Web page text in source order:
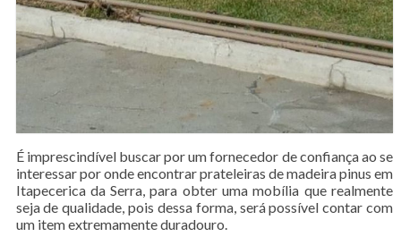
É imprescindível buscar por um fornecedor de confiança ao se
interessar por onde encontrar prateleiras de madeira pinus em
Itapecerica da Serra, para obter uma mobília que realmente
seja de qualidade, pois dessa forma, será possível contar com
um item extremamente duradouro.